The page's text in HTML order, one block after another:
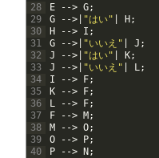
28
29
30
31
32
33
34
35
36
37
38
39
40
E
--> G;
G
--> "はい" H;
H
--> I ;
G
--> "いいえ" J ;
J
--> "はい" K;
J
--> "いいえ" L ;
I
--> F;
K
--> F;
L
--> F;
F
--> M;
M
--> O;
O
--> P;
P
--> N;